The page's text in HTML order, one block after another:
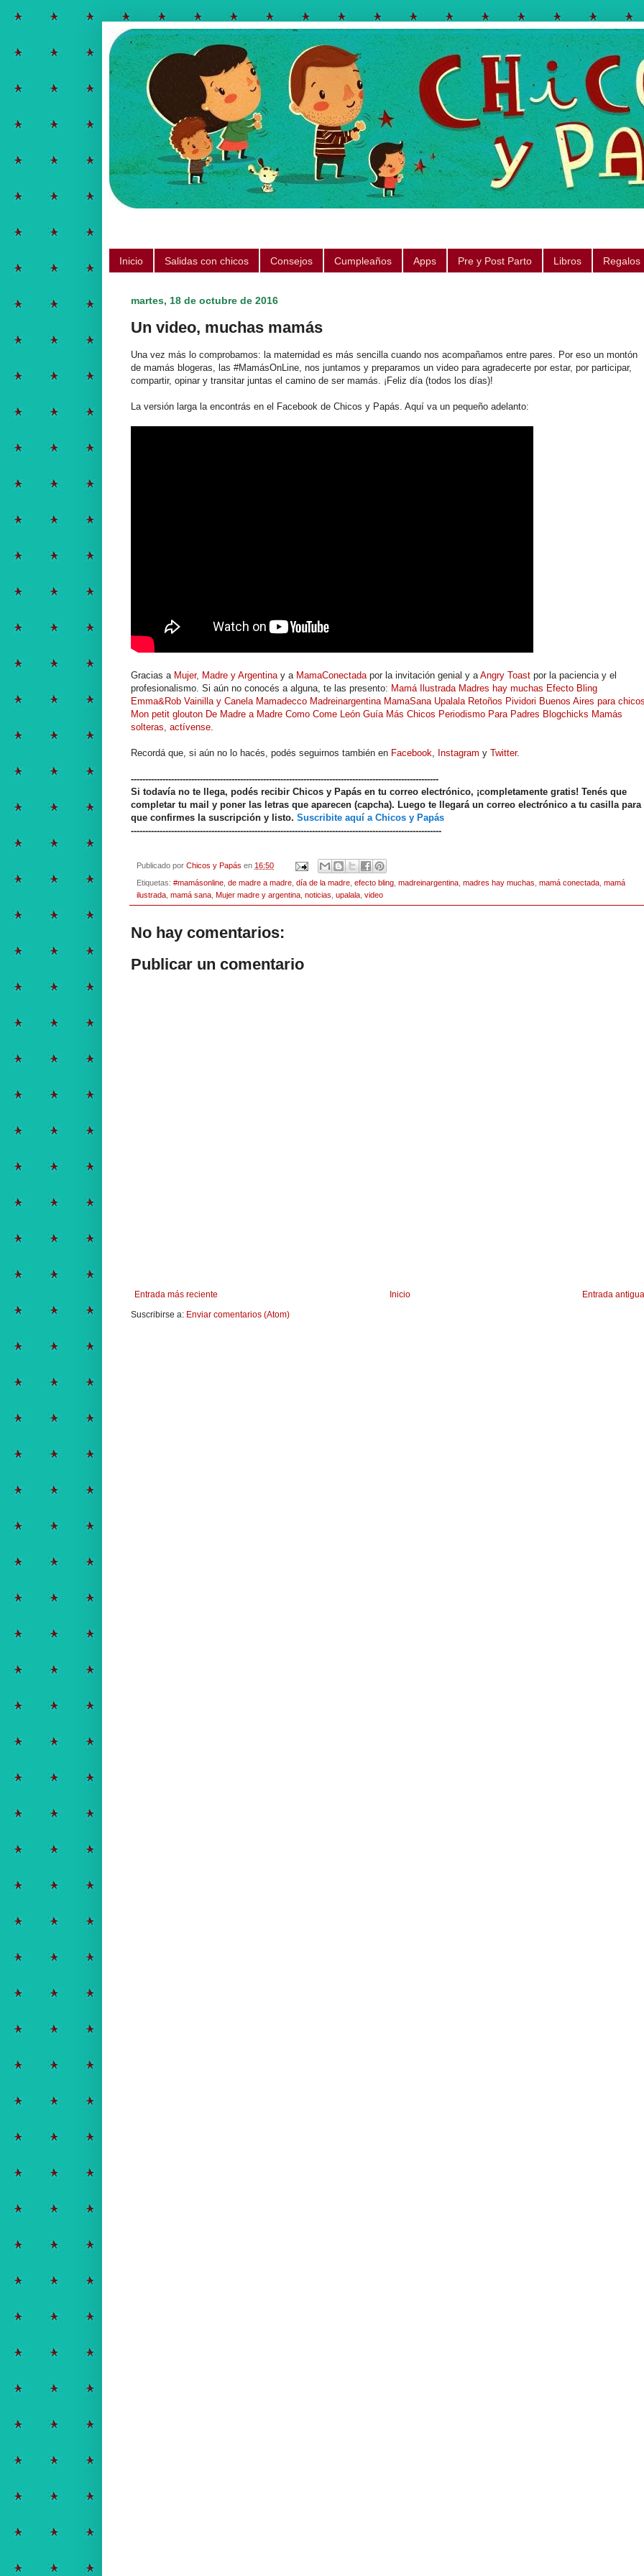
Inicio Salidas con chicos Consejos Cumpleaños Apps Pre y Post Parto Libros Regalos
martes, 18 de octubre de 2016
Un video, muchas mamás
Una vez más lo comprobamos: la maternidad es más sencilla cuando nos acompañamos entre pares. Por eso un montón
de mamás blogeras, las #MamásOnLine, nos juntamos y preparamos un video para agradecerte por estar, por participar,
compartir, opinar y transitar juntas el camino de ser mamás. ¡Feliz día (todos los días)!
La versión larga la encontrás en el Facebook de Chicos y Papás. Aquí va un pequeño adelanto:
Gracias a Mujer, Madre y Argentina y a MamaConectada por la invitación genial y a Angry Toast por la paciencia y el
profesionalismo. Si aún no conocés a alguna, te las presento: Mamá Ilustrada Madres hay muchas Efecto Bling
Emma&Rob Vainilla y Canela Mamadecco Madreinargentina MamaSana Upalala Retoños Pividori Buenos Aires para
Mon petit glouton De Madre a Madre Como Come León Guía Más Chicos Periodismo Para Padres Blogchicks Mamás
solteras, actívense
Recordá que, si aún no lo hacés, podés seguirnos también en Facebook Instagram y Twitter.
-----------------------------------------------------------------------------------------------------------
Si todavía no te llega, podés recibir Chicos y Papás en tu correo electrónico, ¡completamente gratis! Tenés que
completar tu mail y poner las letras que aparecen (capcha). Luego te llegará un correo electrónico a tu casilla para
que confirmes la suscripción y listo. Suscribite aquí a Chicos y Papás
------------------------------------------------------------------------------------------------------------
Publicado por Chicos y Papás en 16:50
Etiquetas: #mamásonline de madre a madre día de la madre efecto bling madreinargentina madres hay muchas mamá conectada mamá
ilustrada mamá sana Mujer madre y argentina noticias upalala video
No hay comentarios:
Publicar un comentario
Entrada más reciente Entrada antigua
Inicio
Suscribirse a: Enviar comentarios (Atom)